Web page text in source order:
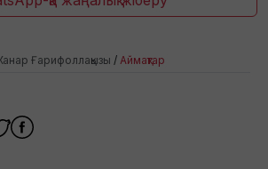
Ғарифоллақызы / Аймақтар